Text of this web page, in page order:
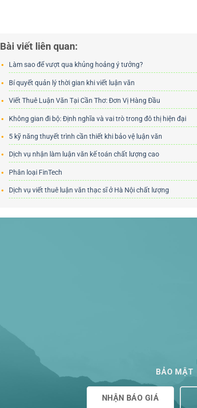
Bài viết liên quan:
Làm sao để vượt qua khủng hoảng ý tưởng?
Bí quyết quản lý thời gian khi viết luận văn
Viết Thuê Luận Văn Tại Cần Thơ: Đơn Vị Hàng Đầu
Không gian đi bộ: Định nghĩa và vai trò trong đô thị hiện đại
5 kỹ năng thuyết trình cần thiết khi bảo vệ luận văn
Dịch vụ nhận làm luận văn kế toán chất lượng cao
Phân loại FinTech
Dịch vụ viết thuê luận văn thạc sĩ ở Hà Nội chất lượng
BẢO MẬT
NHẬN BÁO GIÁ